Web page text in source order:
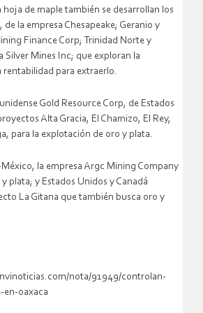
hoja de maple también se desarrollan los
la empresa Chesapeake; Geranio y
Finance Corp; Trinidad Norte y
Silver Mines Inc; que exploran la
rentabilidad para extraerlo.
Gold Resource Corp, de Estados
Alta Gracia, El Chamizo, El Rey,
para la explotación de oro y plata.
la empresa Argc Mining Company
plata; y Estados Unidos y Canadá
La Gitana que también busca oro y
nota/91949/controlan-
en-oaxaca